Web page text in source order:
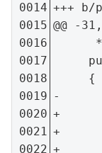
+++ b/
@@ -
     {
-
+
+
+